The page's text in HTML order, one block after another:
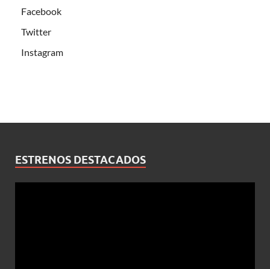
Facebook
Twitter
Instagram
ESTRENOS DESTACADOS